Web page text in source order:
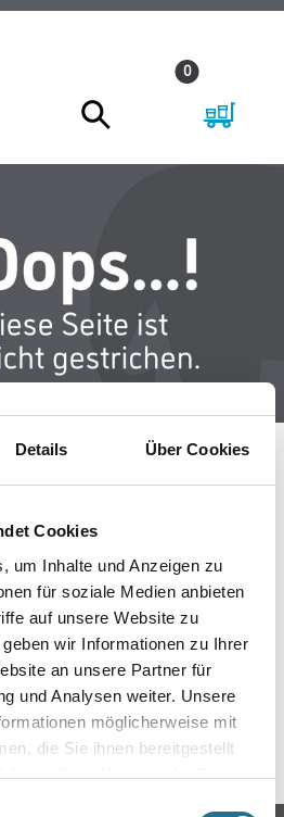
Details Über Cookies
Cookies
um Inhalte und Anzeigen zu
für soziale Medien anbieten
auf unsere Website zu
wir Informationen zu Ihrer
an unsere Partner für
und Analysen weiter. Unsere
möglicherweise mit
die Sie ihnen bereitgestellt
Ihrer Nutzung der Dienste
0
schon an der Lösung und
schnell wie möglich beheben.
unseren Online-Shop
Sie sich inspirieren.
ONLINE-SHOP